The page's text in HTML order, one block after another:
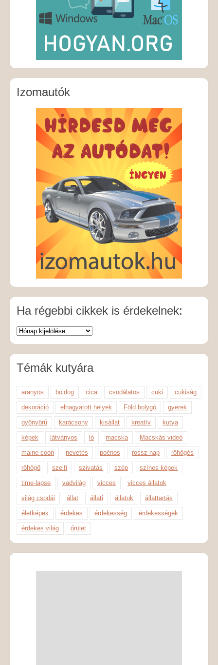
Izomautók
Ha régebbi cikkek is érdekelnek:
Témák kutyára
aranyos boldog cica csodálatos cuki cukiság
dekoráció elhagyatott helyek Föld bolygó gyerek
gyönyörű karácsony kisállat kreatív kutya
képek látványos ló macska Macskás videó
maine coon nevetés poénos rossz nap röhögés
röhögő szelfi szivatás szép színes képek
time-lapse vadvilág vicces vicces állatok
világ csodái állat állati állatok állattartás
életképek érdekes érdekesség érdekességek
érdekes világ őrület